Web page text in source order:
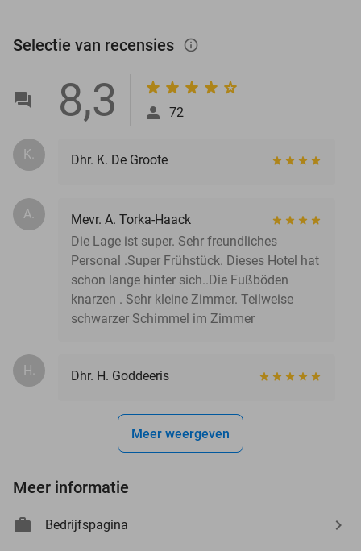
Selectie van recensies info_outlined
8,3 72
K. Dhr. K. De Groote
A.
Mevr. A. Torka-Haack
Die Lage ist super. Sehr freundliches
Personal .Super Frühstück. Dieses Hotel hat
schon lange hinter sich..Die Fußböden
knarzen . Sehr kleine Zimmer. Teilweise
schwarzer Schimmel im Zimmer
H. Dhr. H. Goddeeris
Meer weergeven
Meer informatie
Bedrijfspagina